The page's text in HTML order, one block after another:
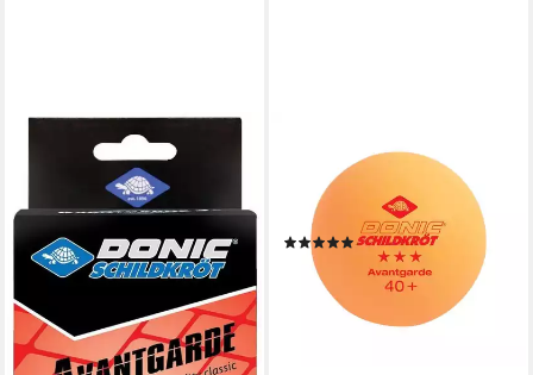
Tischtennisball Avantgarde +
3 Stück orange, Tischtennis
Bälle Tischtennisball Ball Balls
(1)
12,90 €
lieferbar - in 2-3 Werktagen bei dir